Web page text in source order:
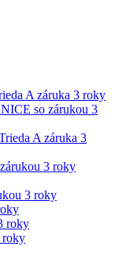
A záruka 3 roky
so zárukou 3
A záruka 3
3 roky
3 roky
roky
roky